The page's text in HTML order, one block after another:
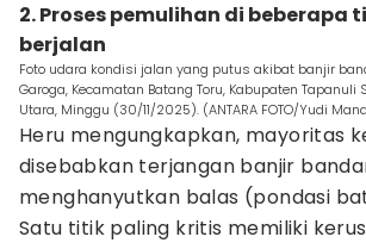
2. Proses pemulihan di beberapa
berjalan
Foto udara kondisi jalan yang putus akibat banjir
Garoga, Kecamatan Batang Toru, Kabupaten Tapanuli
Utara, Minggu (30/11/2025). (ANTARA FOTO/Yudi
Heru mengungkapkan, mayoritas
disebabkan terjangan banjir
menghanyutkan balas (pondasi
Satu titik paling kritis memiliki